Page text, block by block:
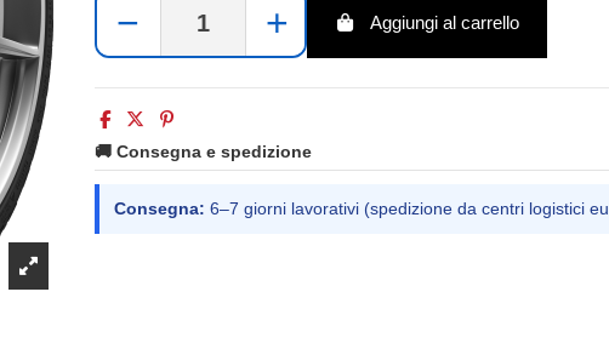
− + Aggiungi al carrello
🚚 Consegna e spedizione
Consegna: 6–7 giorni lavorativi (spedizione da centri logistici